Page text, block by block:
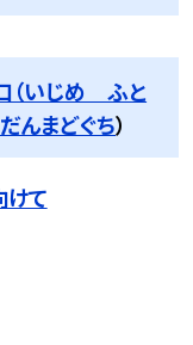
（いじめ ふと
んまどぐち）
て